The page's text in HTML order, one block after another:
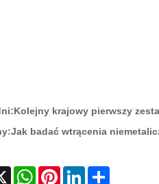
Kolejny krajowy pierwszy
Jak badać wtrącenia
X WhatsAppPinterestLinkedIn